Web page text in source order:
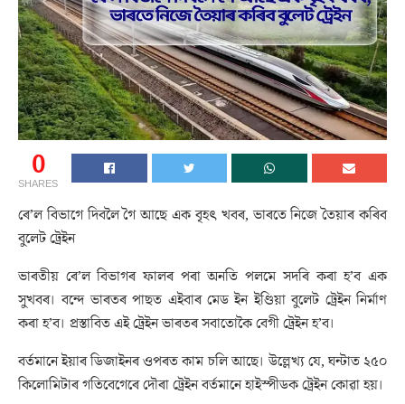
0
SHARES
ৰে’ল বিভাগে দিবলৈ গৈ আছে এক বৃহৎ খবৰ, ভাৰতে নিজে তৈয়াৰ কৰিব
বুলেট ট্ৰেইন
ভাৰতীয় ৰে’ল বিভাগৰ ফালৰ পৰা অনতি পলমে সদৰি কৰা হ’ব এক
সুখবৰ। বন্দে ভাৰতৰ পাছত এইবাৰ মেড ইন ইণ্ডিয়া বুলেট ট্ৰেইন নিৰ্মাণ
কৰা হ’ব। প্ৰস্তাবিত এই ট্ৰেইন ভাৰতৰ সবাতোকৈ বেগী ট্ৰেইন হ’ব।
বৰ্তমানে ইয়াৰ ডিজাইনৰ ওপৰত কাম চলি আছে। উল্লেখ্য যে, ঘন্টাত ২৫০
কিলোমিটাৰ গতিবেগেৰে দৌৰা ট্ৰেইন বৰ্তমানে হাইস্পীডক ট্ৰেইন কোৱা হয়।